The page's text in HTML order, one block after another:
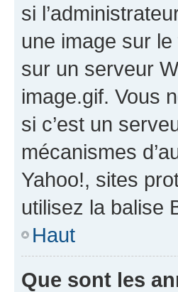
si
une image sur
sur un serveur
image.gif. Vous
si c’est un
mécanismes
Yahoo!, sites
utilisez la balise
Haut
Que sont les